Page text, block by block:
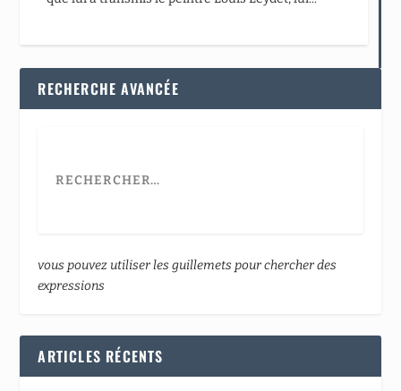
RECHERCHE AVANCÉE
vous pouvez utiliser les guillemets pour chercher des
expressions
ARTICLES RÉCENTS